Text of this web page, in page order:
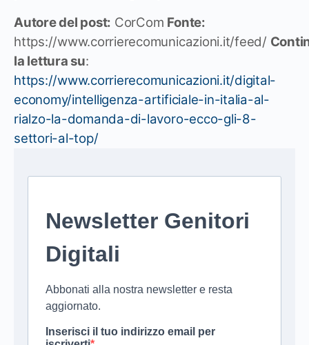
Autore del post: CorCom Fonte:
https://www.corrierecomunicazioni.it/feed/
la lettura su:
https://www.corrierecomunicazioni.it/digital-
economy/intelligenza-artificiale-in-italia-al-
rialzo-la-domanda-di-lavoro-ecco-gli-8-
settori-al-top/